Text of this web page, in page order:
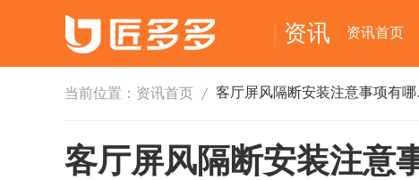
资讯 资讯首页
当前位置： 资讯首页 客厅
客厅屏风隔断安装注意